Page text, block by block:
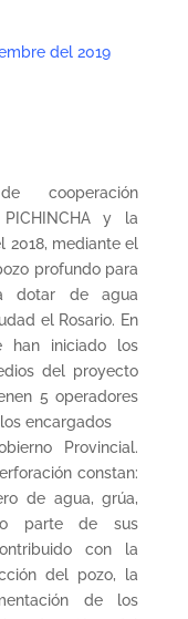
del 2019
cooperación
y la
2018, mediante el
profundo para
dotar de agua
el Rosario. En
iniciado los
del proyecto
5 operadores
encargados
Provincial.
constan:
de agua, grúa,
parte de sus
con la
del pozo, la
de los